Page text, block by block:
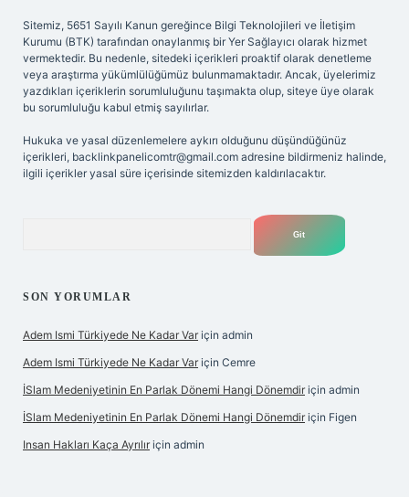
Sitemiz, 5651 Sayılı Kanun gereğince Bilgi Teknolojileri ve İletişim
Kurumu (BTK) tarafından onaylanmış bir Yer Sağlayıcı olarak hizmet
vermektedir. Bu nedenle, sitedeki içerikleri proaktif olarak denetleme
veya araştırma yükümlülüğümüz bulunmamaktadır. Ancak, üyelerimiz
yazdıkları içeriklerin sorumluluğunu taşımakta olup, siteye üye olarak
bu sorumluluğu kabul etmiş sayılırlar.
Hukuka ve yasal düzenlemelere aykırı olduğunu düşündüğünüz
içerikleri, backlinkpanelicomtr@gmail.com adresine bildirmeniz halinde,
ilgili içerikler yasal süre içerisinde sitemizden kaldırılacaktır.
SON YORUMLAR
Adem Ismi Türkiyede Ne Kadar Var için admin
Adem Ismi Türkiyede Ne Kadar Var için Cemre
İSlam Medeniyetinin En Parlak Dönemi Hangi Dönemdir için admin
İSlam Medeniyetinin En Parlak Dönemi Hangi Dönemdir için Figen
Insan Hakları Kaça Ayrılır için admin